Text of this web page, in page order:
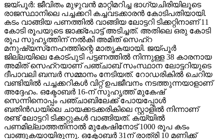
ജയ്പൂര്‍: ജീവിതം മുഴുവന്‍ മാറ്റിമറിച്ച ഭാഗ്യചിരിയിലൂടെ
രാജസ്ഥാനിലെ പച്ചക്കറി കച്ചവടക്കാരന്‍ കോടിപതിയായി.
കടം വാങ്ങിയ പണത്തില്‍ വാങ്ങിയ ലോട്ടറി ടിക്കറ്റിനാണ് 11
കോടി രൂപയുടെ ജാക്ക്‌പോട്ട് അടിച്ചത്. അതിലെ ഒരു കോടി
രൂപ സുഹൃത്തിന് നല്‍കി അമിത് സെഹ്‌റ
മനുഷ്യസ്‌നേഹത്തിന്റെ മാതൃകയായി. ജയ്പൂര്‍
ജില്ലയിലെ കോട്പുടി പട്ടണത്തില്‍ നിന്നുള്ള 38 കാരനായ
അമിത് സെഹ്‌റയാണ് പഞ്ചാബ് സംസ്ഥാന ലോട്ടറിയുടെ
ദീപാവലി ബമ്പര്‍ സമ്മാനം നേടിയത്. റോഡരികില്‍ ചെറിയ
വണ്ടിയില്‍ പച്ചക്കറികള്‍ വിറ്റ് ഉപജീവനം നടത്തുന്നയാളാണ്
അദ്ദേഹം. ഒക്ടോബര്‍ 16-ന് സുഹൃത്ത് മുകേഷ്
സെന്നിനൊപ്പം പഞ്ചാബിലേക്ക് പോയപ്പോള്‍
ബതിന്‍ഡയിലെ ചായക്കടക്കരികിലെ സ്റ്റാളില്‍ നിന്നാണ്
രണ്ട് ലോട്ടറി ടിക്കറ്റുകള്‍ വാങ്ങിയത്. കയ്യില്‍
പണമില്ലാത്തതിനാല്‍ മുകേഷിനോട് 1000 രൂപ കടം
വാങ്ങുകയായിരുന്നു. ഒക്ടോബര്‍ 31ന് രാത്രി 10 മണിക്ക്